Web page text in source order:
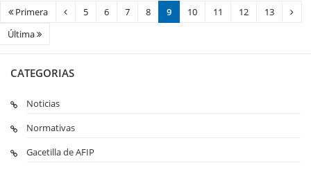
Primera
5 6 7 8 9 10 11 12
13
Última
CATEGORIAS
Noticias
Normativas
Gacetilla de AFIP